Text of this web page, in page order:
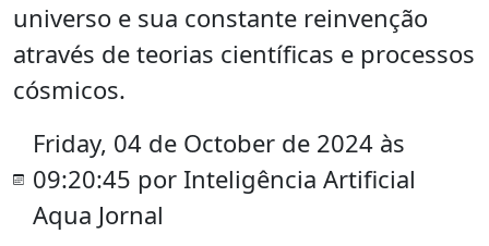
universo e sua constante reinvenção
através de teorias científicas e processos
cósmicos.
Friday, 04 de October de 2024 às
09:20:45 por Inteligência Artificial
Aqua Jornal